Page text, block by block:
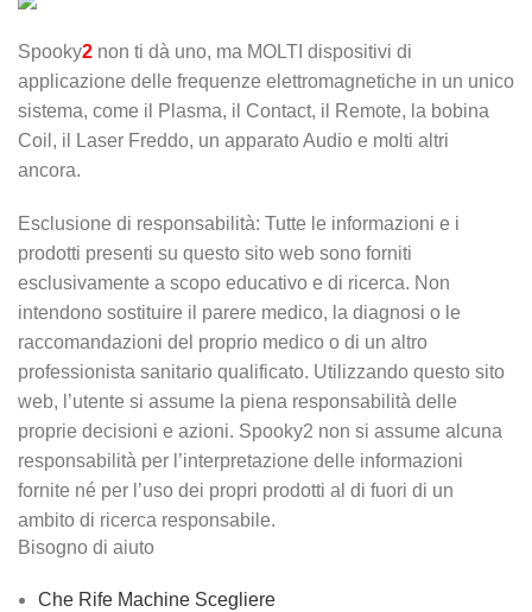
Spooky2 non ti dà uno, ma MOLTI dispositivi di
applicazione delle frequenze elettromagnetiche in un unico
sistema, come il Plasma, il Contact, il Remote, la bobina
Coil, il Laser Freddo, un apparato Audio e molti altri
ancora.
Esclusione di responsabilità: Tutte le informazioni e i
prodotti presenti su questo sito web sono forniti
esclusivamente a scopo educativo e di ricerca. Non
intendono sostituire il parere medico, la diagnosi o le
raccomandazioni del proprio medico o di un altro
professionista sanitario qualificato. Utilizzando questo sito
web, l’utente si assume la piena responsabilità delle
proprie decisioni e azioni. Spooky2 non si assume alcuna
responsabilità per l’interpretazione delle informazioni
fornite né per l’uso dei propri prodotti al di fuori di un
ambito di ricerca responsabile.
Bisogno di aiuto
Che Rife Machine Scegliere